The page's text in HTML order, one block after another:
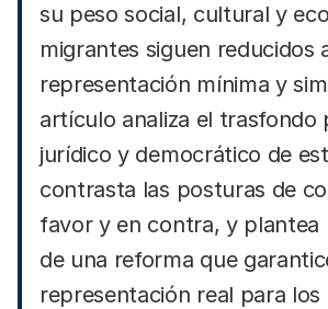
su peso social, cultural y
migrantes siguen reducidos
representación mínima y
artículo analiza el trasfondo
jurídico y democrático de
contrasta las posturas de
favor y en contra, y plantea
de una reforma que
representación real para